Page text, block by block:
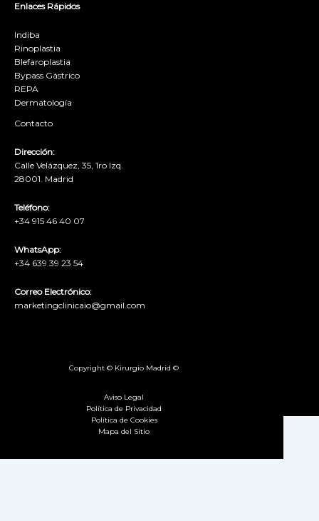
Enlaces Rápidos
Indiba
Rinoplastia
Blefaroplastia
Bypass Gástrico
REPA
Dermatología
Contacto
Dirección:
Calle Velázquez, 35, 1ro Izq.
28001. Madrid
Teléfono:
+34 915 46 40 07
WhatsApp:
+34 639 39 23 54
Correo Electrónico:
marketingclinicaio@gmail.com
Copyright © Kirurgio Madrid ©
Aviso Legal
Política de Privacidad
Política de Cookies
Mapa del Sitio